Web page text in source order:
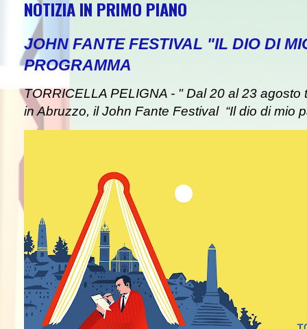
NOTIZIA IN PRIMO PIANO
JOHN FANTE FESTIVAL "IL DIO DI
PROGRAMMA
TORRICELLA PELIGNA - " Dal 20 al 23 agosto
in Abruzzo, il John Fante Festival “Il dio di mio